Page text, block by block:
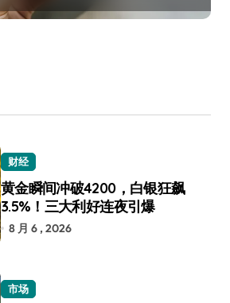
财经
黄金瞬间冲破4200，白银狂飙
3.5%！三大利好连夜引爆
8 月 6 , 2026
市场